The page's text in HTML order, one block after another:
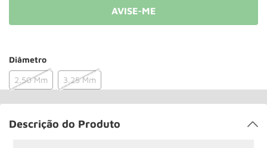
Diâmetro
2.50 Mm 3.25 Mm
Descrição do Produto